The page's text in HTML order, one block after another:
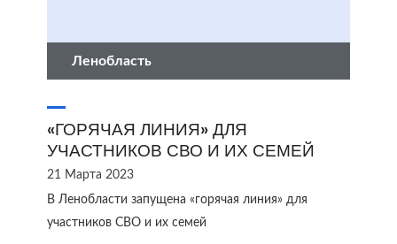
Ленобласть
«ГОРЯЧАЯ ЛИНИЯ» ДЛЯ
УЧАСТНИКОВ СВО И ИХ СЕМЕЙ
21 Марта 2023
В Ленобласти запущена «горячая линия» для
участников СВО и их семей